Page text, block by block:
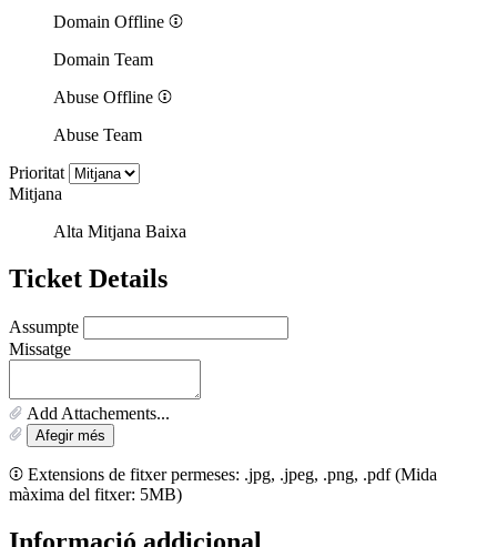
Domain Offline
Domain Team
Abuse Offline
Abuse Team
Prioritat
Mitjana
Alta Mitjana Baixa
Ticket Details
Assumpte
Missatge
Add Attachements...
Afegir més
Extensions de fitxer permeses: .jpg, .jpeg, .png, .pdf (Mida
màxima del fitxer: 5MB)